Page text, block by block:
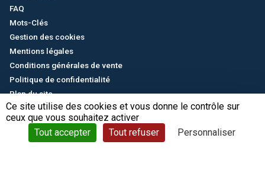
Ce site utilise des cookies et vous donne le contrôle sur
ceux que vous souhaitez activer
Tout accepter
Tout refuser Personnaliser
FAQ
Mots-Clés
Gestion des cookies
Mentions légales
Conditions générales de vente
Politique de confidentialité
Plan du site
© CTC - 2026
English/中文